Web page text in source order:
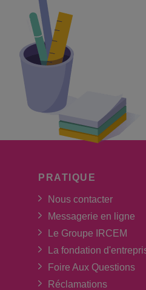
PRATIQUE
Nous contacter
Messagerie en ligne
Le Groupe IRCEM
La fondation
Foire Aux Questions
Réclamations